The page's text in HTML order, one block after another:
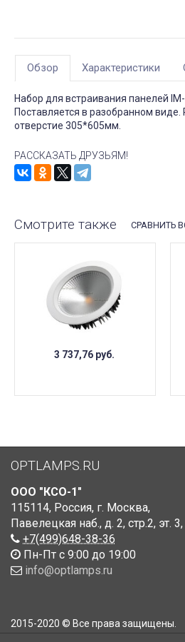
Обзор Характеристики
Набор для встраивания панелей
Поставляется в разобранном
отверстие 305*605мм.
РАССКАЗАТЬ ДРУЗЬЯМ!
Смотрите также СРАВНИТЬ
3 737,76 руб.
OPTLAMPS.RU
ООО "КСО-1"
115114, Россия, г. Москва,
Павелецкая наб., д. 2, стр.2, эт.
+7(499)648-38-36
Пн-Пт с 9:00 до 19:00
info@optlamps.ru
2015-2020 © Все права защищены.